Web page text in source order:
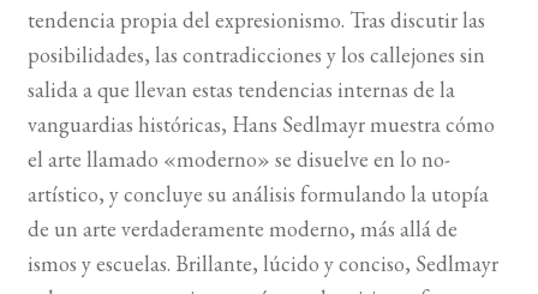
tendencia propia del expresionismo. Tras discutir las
posibilidades, las contradicciones y los callejones sin
salida a que llevan estas tendencias internas de la
vanguardias históricas, Hans Sedlmayr muestra cómo
el arte llamado «moderno» se disuelve en lo no-
artístico, y concluye su análisis formulando la utopía
de un arte verdaderamente moderno, más allá de
ismos y escuelas. Brillante, lúcido y conciso, Sedlmayr